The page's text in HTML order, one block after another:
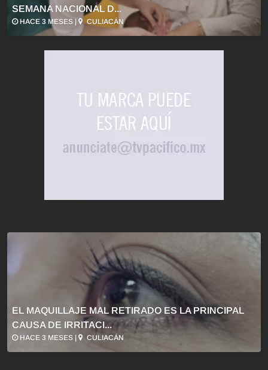
SEMANA NACIONAL D...
HACE 3 MESES | CULIACÁN
EL MAQUILLAJE MAL RETIRADO ES LA PRINCIPAL
CAUSA DE IRRITACI...
HACE 3 MESES | CULIACÁN